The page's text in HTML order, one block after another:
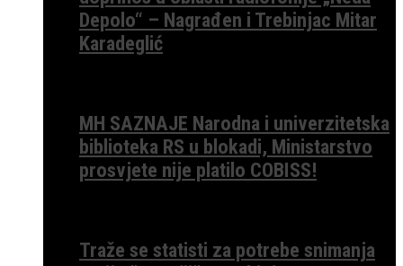
Depolo“ – Nagrađen i Trebinjac Mitar
Karadeglić
MH SAZNAJE Narodna i univerzitetska
biblioteka RS u blokadi, Ministarstvo
prosvjete nije platilo COBISS!
Traže se statisti za potrebe snimanja